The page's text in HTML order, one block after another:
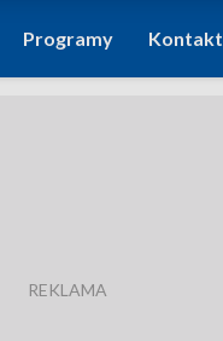
Programy Kontakt